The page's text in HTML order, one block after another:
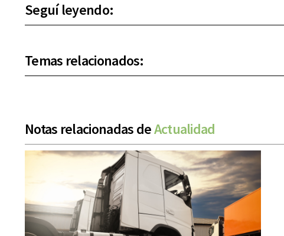
Seguí leyendo:
Temas relacionados:
Notas relacionadas deActualidad